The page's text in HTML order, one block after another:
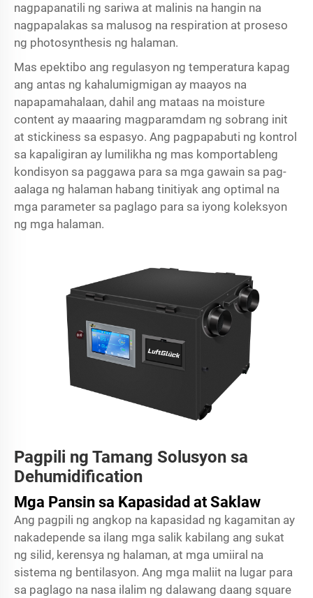
nagpapanatili ng sariwa at malinis na hangin na
nagpapalakas sa malusog na respiration at proseso
ng photosynthesis ng halaman.
Mas epektibo ang regulasyon ng temperatura kapag
ang antas ng kahalumigmigan ay maayos na
napapamahalaan, dahil ang mataas na moisture
content ay maaaring magparamdam ng sobrang init
at stickiness sa espasyo. Ang pagpapabuti ng kontrol
sa kapaligiran ay lumilikha ng mas komportableng
kondisyon sa paggawa para sa mga gawain sa pag-
aalaga ng halaman habang tinitiyak ang optimal na
mga parameter sa paglago para sa iyong koleksyon
ng mga halaman.
Pagpili ng Tamang Solusyon sa
Dehumidification
Mga Pansin sa Kapasidad at Saklaw
Ang pagpili ng angkop na kapasidad ng kagamitan ay
nakadepende sa ilang mga salik kabilang ang sukat
ng silid, kerensya ng halaman, at mga umiiral na
sistema ng bentilasyon. Ang mga maliit na lugar para
sa paglago na nasa ilalim ng dalawang daang square